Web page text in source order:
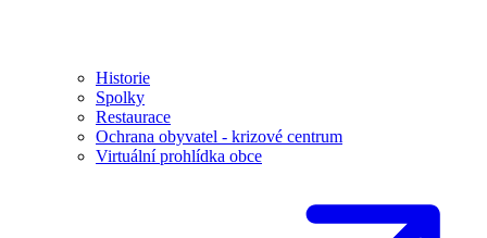
Historie
Spolky
Restaurace
Ochrana obyvatel - krizové centrum
Virtuální prohlídka obce